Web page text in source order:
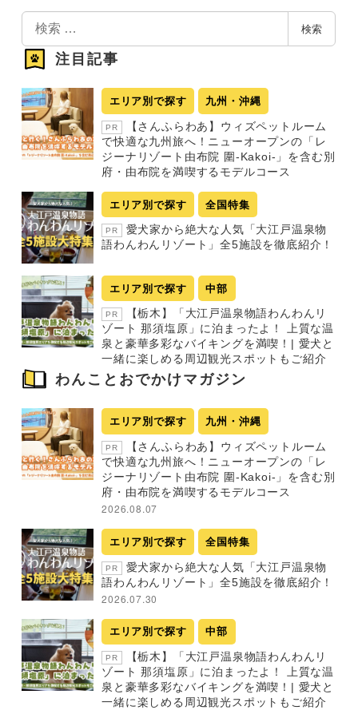
の
ペ
ー
ジ
送
り
索
検索
注目記事
エリア別で探す 九州・沖縄
PR
【さんふらわあ】ウィズペットルーム
で快適な九州旅へ！ニューオープンの「レ
ジーナリゾート由布院 圍-Kakoi-」を含む別
府・由布院を満喫するモデルコース
エリア別で探す 全国特集
PR
愛犬家から絶大な人気「大江戸温泉物
語わんわんリゾート」全5施設を徹底紹介！
エリア別で探す 中部
PR
【栃木】「大江戸温泉物語わんわんリ
ゾート 那須塩原」に泊まったよ！ 上質な温
泉と豪華多彩なバイキングを満喫！| 愛犬と
一緒に楽しめる周辺観光スポットもご紹介
わんことおでかけマガジン
エリア別で探す 九州・沖縄
PR
【さんふらわあ】ウィズペットルーム
で快適な九州旅へ！ニューオープンの「レ
ジーナリゾート由布院 圍-Kakoi-」を含む別
府・由布院を満喫するモデルコース
2026.08.07
エリア別で探す 全国特集
PR
愛犬家から絶大な人気「大江戸温泉物
語わんわんリゾート」全5施設を徹底紹介！
2026.07.30
エリア別で探す 中部
PR
【栃木】「大江戸温泉物語わんわんリ
ゾート 那須塩原」に泊まったよ！ 上質な温
泉と豪華多彩なバイキングを満喫！| 愛犬と
一緒に楽しめる周辺観光スポットもご紹介